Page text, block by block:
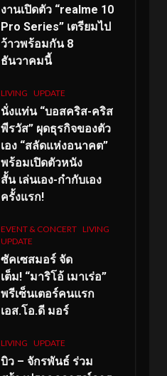
งานเปิดตัว “realme 10
Pro Series” เตรียมไป
ว้าวพร้อมกัน 8
ธันวาคมนี้
LIVING UPDATE
นั่งแท่น “บอสคริส-คริส
พีรวัส” ผุดธุรกิจของตัว
เอง “สลัดแห่งอนาคต”
พร้อมเปิดตัวหนัง
สั้น เล่นเอง-กำกับเอง
ครั้งแรก!
EVENT & CONCERT LIVING
UPDATE
ซัคเซสมอร์ จัด
เต็ม! “มาริโอ้ เมาเร่อ”
พรีเซ็นเตอร์คนแรก
เอส.โอ.ดี มอร์
LIVING UPDATE
บิว – จักรพันธ์ ร่วม